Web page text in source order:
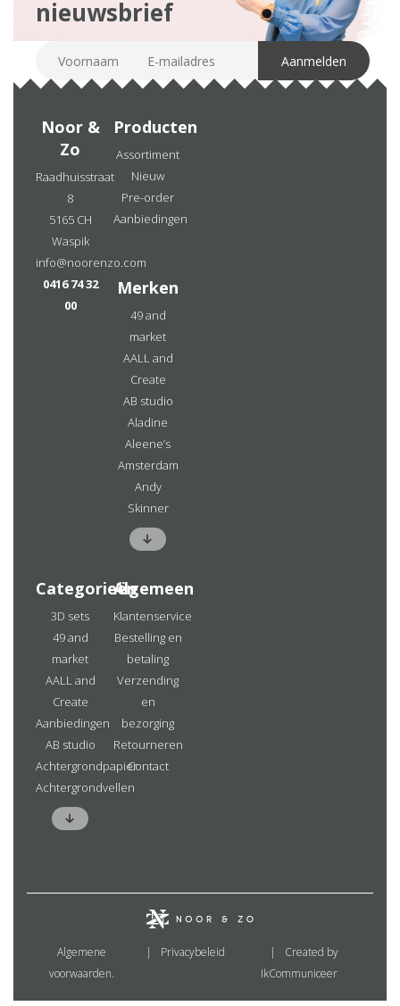
nieuwsbrief
Noor &
Zo
Raadhuisstraat
8
5165 CH
Waspik
info@noorenzo.com
0416 74 32
00
Producten
Assortiment
Nieuw
Pre-order
Aanbiedingen
Merken
49 and
market
AALL and
Create
AB studio
Aladine
Aleene’s
Amsterdam
Andy
Skinner
Categorieën
3D sets
49 and
market
AALL and
Create
Aanbiedingen
AB studio
Achtergrondpapier
Achtergrondvellen
Algemeen
Klantenservice
Bestelling en
betaling
Verzending
en
bezorging
Retourneren
Contact
Algemene
voorwaarden.
Privacybeleid
Created by
IkCommuniceer